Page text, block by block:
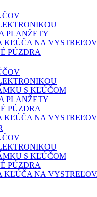
PLANŽETY
KĽÚČA NA
PÚZDRA
S KĽÚČOM
PLANŽETY
PÚZDRA
KĽÚČA NA
S KĽÚČOM
PÚZDRA
KĽÚČA NA